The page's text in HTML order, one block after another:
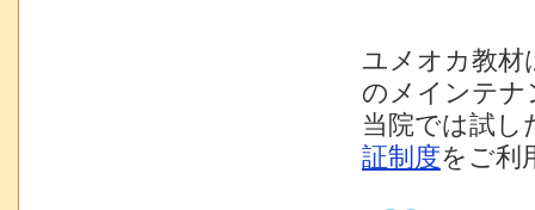
ユメオカ教材
のメインテナ
当院では試
証制度をご利